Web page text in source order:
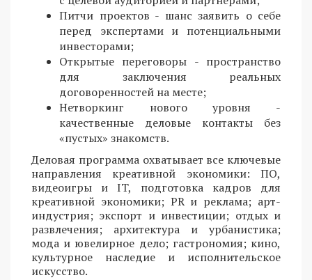
Питчи проектов - шанс заявить о себе
перед экспертами и потенциальными
инвесторами;
Открытые переговоры - пространство
для заключения реальных
договоренностей на месте;
Нетворкинг нового уровня -
качественные деловые контакты без
«пустых» знакомств.
Деловая программа охватывает все ключевые
направления креативной экономики: ПО,
видеоигры и IT, подготовка кадров для
креативной экономики; PR и реклама; арт-
индустрия; экспорт и инвестиции; отдых и
развлечения; архитектура и урбанистика;
мода и ювелирное дело; гастрономия; кино,
культурное наследие и исполнительское
искусство.